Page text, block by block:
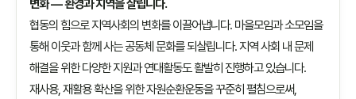
변화 — 환경과 지역을 살립니다.
협동의 힘으로 지역사회의 변화를 이끌어냅니다. 마을모임과 소모임을
통해 이웃과 함께 사는 공동체 문화를 되살립니다. 지역 사회 내 문제
해결을 위한 다양한 지원과 연대활동도 활발히 진행하고 있습니다.
재사용, 재활용 확산을 위한 자원순환운동을 꾸준히 펼침으로써,